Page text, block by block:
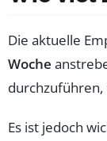
Die aktuelle
Woche
Es ist jedoch